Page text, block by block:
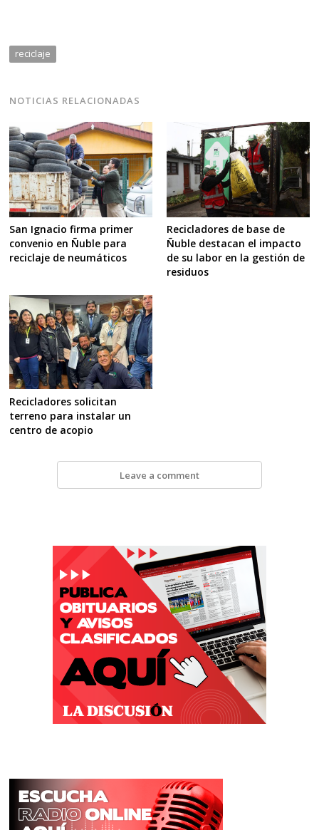
reciclaje
NOTICIAS RELACIONADAS
San Ignacio firma primer
convenio en Ñuble para
reciclaje de neumáticos
Recicladores de base de
Ñuble destacan el impacto
de su labor en la gestión de
residuos
Recicladores solicitan
terreno para instalar un
centro de acopio
Leave a comment